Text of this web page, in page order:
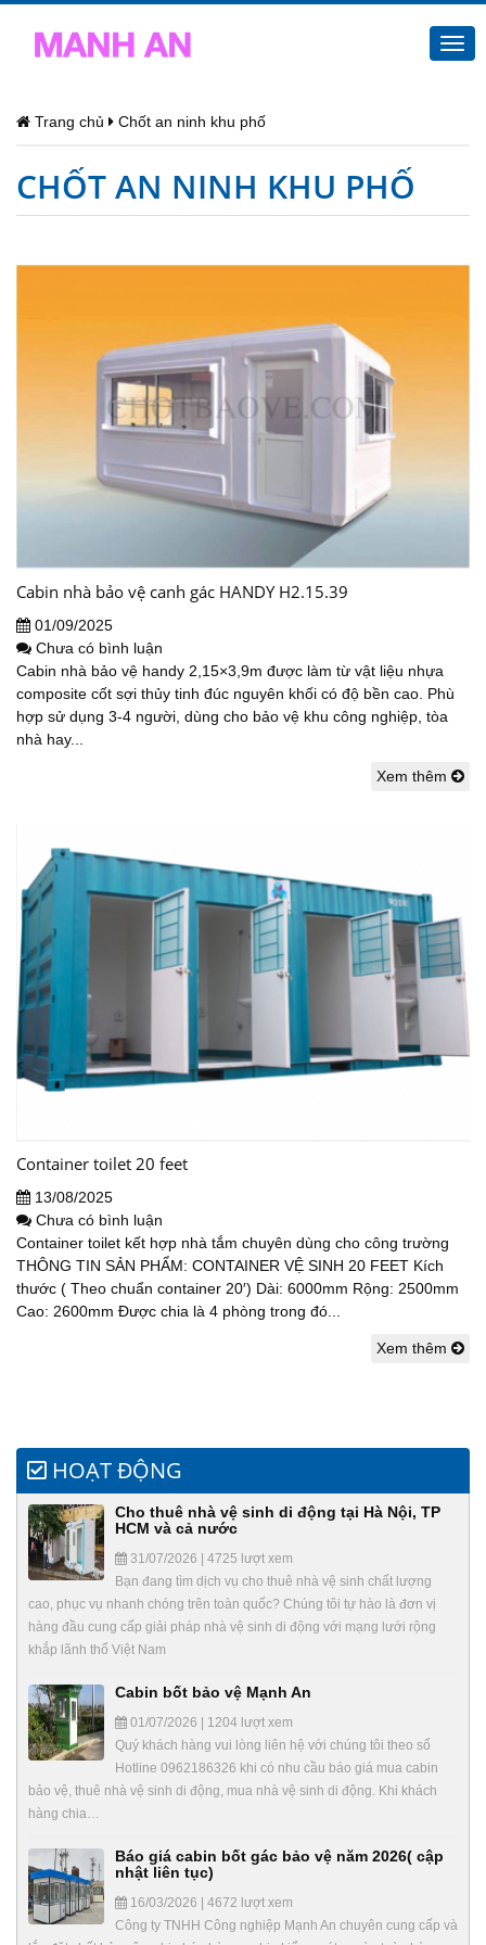
Trang chủ Chốt an ninh khu phố
CHỐT AN NINH KHU PHỐ
Cabin nhà bảo vệ canh gác HANDY H2.15.39
01/09/2025
Chưa có bình luận
Cabin nhà bảo vệ handy 2,15×3,9m được làm từ vật liệu nhựa
composite cốt sợi thủy tinh đúc nguyên khối có độ bền cao. Phù
hợp sử dụng 3-4 người, dùng cho bảo vệ khu công nghiệp, tòa
nhà hay...
Xem thêm
Container toilet 20 feet
13/08/2025
Chưa có bình luận
Container toilet kết hợp nhà tắm chuyên dùng cho công trường
THÔNG TIN SẢN PHẨM: CONTAINER VỆ SINH 20 FEET Kích
thước ( Theo chuẩn container 20′) Dài: 6000mm Rộng: 2500mm
Cao: 2600mm Được chia là 4 phòng trong đó...
Xem thêm
HOẠT ĐỘNG
Cho thuê nhà vệ sinh di động tại Hà Nội, TP
HCM và cả nước
31/07/2026 | 4725 lượt xem
Bạn đang tìm dịch vụ cho thuê nhà vệ sinh chất lượng
cao, phục vụ nhanh chóng trên toàn quốc? Chúng tôi tự hào là đơn vị
hàng đầu cung cấp giải pháp nhà vệ sinh di động với mạng lưới rộng
khắp lãnh thổ Việt Nam
Cabin bốt bảo vệ Mạnh An
01/07/2026 | 1204 lượt xem
Quý khách hàng vui lòng liên hệ với chúng tôi theo số
Hotline 0962186326 khi có nhu cầu báo giá mua cabin
bảo vệ, thuê nhà vệ sinh di động, mua nhà vệ sinh di động. Khi khách
hàng chia…
Báo giá cabin bốt gác bảo vệ năm 2026( cập
nhật liên tục)
16/03/2026 | 4672 lượt xem
Công ty TNHH Công nghiệp Mạnh An chuyên cung cấp và